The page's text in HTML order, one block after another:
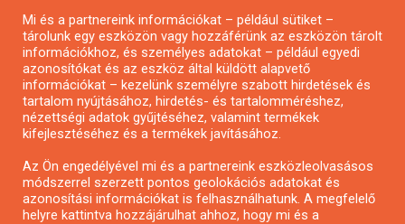
Pályázatírás civil szervezeteknek
Pályázatírás önkormányzatoknak
Pályázatfigyelés
Specifikus pályázatfigyelés vagy hírlevél
Pályázatok magánszemélyeknek
Mi és a partnereink információkat – például sütiket –
tárolunk egy eszközön vagy hozzáférünk az eszközön tárolt
információkhoz, és személyes adatokat – például egyedi
azonosítókat és az eszköz által küldött alapvető
információkat – kezelünk személyre szabott hirdetések és
tartalom nyújtásához, hirdetés- és tartalomméréshez,
nézettségi adatok gyűjtéséhez, valamint termékek
kifejlesztéséhez és a termékek javításához.
Az Ön engedélyével mi és a partnereink eszközleolvasásos
módszerrel szerzett pontos geolokációs adatokat és
azonosítási információkat is felhasználhatunk. A megfelelő
helyre kattintva hozzájárulhat ahhoz, hogy mi és a